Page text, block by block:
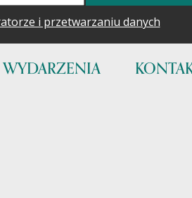
i przetwarzaniu danych
WYDARZENIA